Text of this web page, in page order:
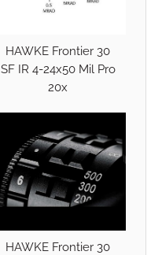
HAWKE Frontier 30
SF IR 4-24x50 Mil Pro
20x
HAWKE Frontier 30